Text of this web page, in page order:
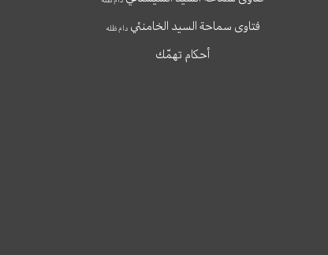
فتاوى سماحة السيد الخامنئيدام ظله
أحكام تهمّك